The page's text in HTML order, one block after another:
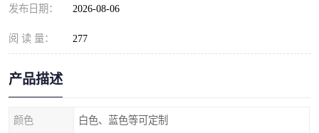
发布日期： 2026-08-06
阅 读 量： 277
产品描述
颜色 白色、蓝色等可定制